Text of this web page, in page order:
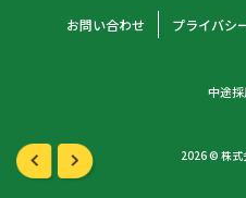
お問い合わせ プライバシ
中途
2026 © 株式